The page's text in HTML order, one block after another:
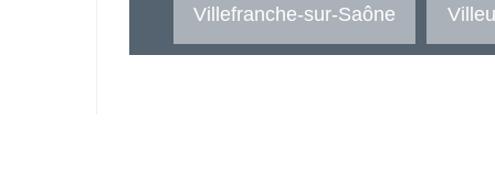
Villefranche-sur-Saône